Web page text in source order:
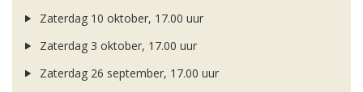
Zaterdag 10 oktober, 17.00 uur
Zaterdag 3 oktober, 17.00 uur
Zaterdag 26 september, 17.00 uur